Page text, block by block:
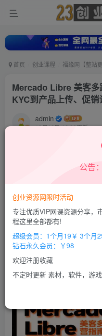
首页 创业课程 福缘网【整站更
Mercado Libre 美客
KYC到产品上传、促
admin
10月16日 16:29更新
超级会员
您当前未登录！建议登陆后
公告
创业资源网限时活动
专注优质VIP网课资源分享，
程这里全部都有!
超级会员：1个月19￥ 3个月
钻石永久会员：￥98
欢迎注册收藏
不定时更新 素材，软件，游